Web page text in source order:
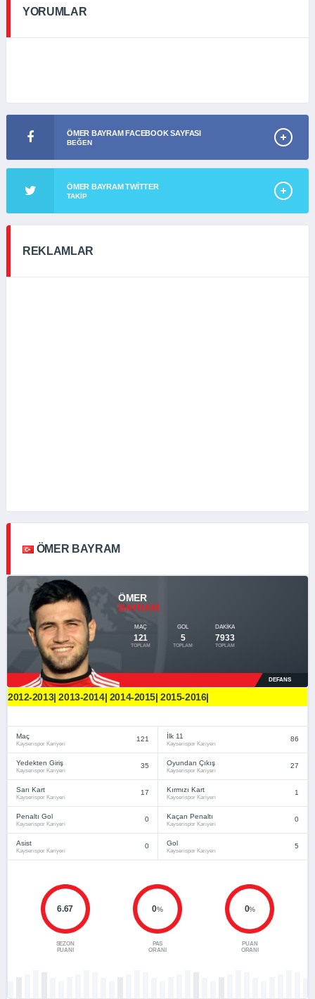
YORUMLAR
ÖMER BAYRAM FACEBOOK SAYFASI
BEĞEN
ÖMER BAYRAM TWITTER
TAKIP
REKLAMLAR
ÖMER BAYRAM
ÖMER
BAYRAM
MAÇ
121
TOPLAM
GOL
5
TOPLAM
DAKIKA
7933
TOPLAM
DEFANS
2012-2013| 2013-2014| 2014-2015| 2015-2016|
Maç
Kayserispor Kariyeri
121 İlk 11
Kayserispor Kariyeri
86
Yedekten Giriş
Kayserispor Kariyeri
35 Oyundan Çıkış
Kayserispor Kariyeri
27
Sarı Kart
Kayserispor Kariyeri
17 Kırmızı Kart
Kayserispor Kariyeri
1
Penaltı Gol
Kayserispor Kariyeri
0 Kaçan Penaltı
Kayserispor Kariyeri
0
Asist
Kayserispor Kariyeri
0 Gol
Kayserispor Kariyeri
5
6.67
SEZON
PUANI
0%
PAS
ORANI
0%
PUAN
ORANI